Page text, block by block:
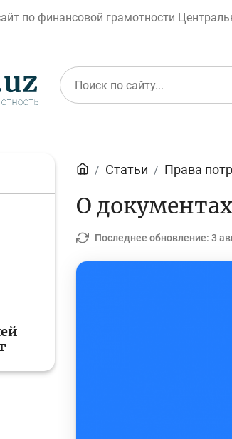
по финансовой грамотности
Деньги
Статьи Права
О документах
Последнее обновление: 3